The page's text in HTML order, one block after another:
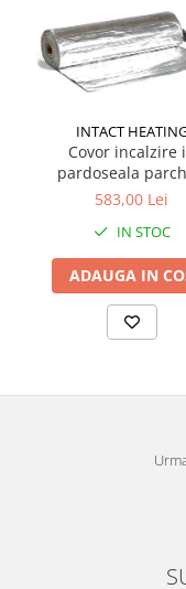
INTACT
Covor incalzire
pardoseala
mocheta 750W -
583,00 Lei
IN STOC
ADAUGA IN